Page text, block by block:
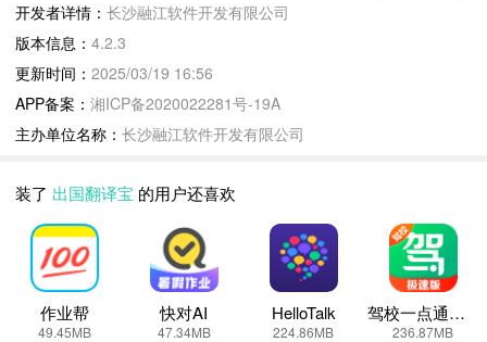
句子也能译得自然通顺。
【中英互译】功能超强大！商务会议、旅游购物都能应对自如。中文
菜单译英文，英文景点介绍转中文，切换自如。还能学地道表达，让
沟通更像本地人。
无论是中英互译还是多语种翻译，出国翻译宝都是出国必备的神器！
出国翻译宝更新说明：
无论是中英互译还是多语种翻译，出国翻译宝都是出国必备的神器！
带上它，走遍世界都不怕语言难关啦！
开发者详情： 长沙融江软件开发有限公司
版本信息： 4.2.3
更新时间： 2025/03/19 16:56
APP备案： 湘ICP备2020022281号-19A
主办单位名称： 长沙融江软件开发有限公司
装了 出国翻译宝 的用户还喜欢
作业帮
49.45MB
快对AI
47.34MB
HelloTalk
224.86MB
驾校一点通极速版
236.87MB